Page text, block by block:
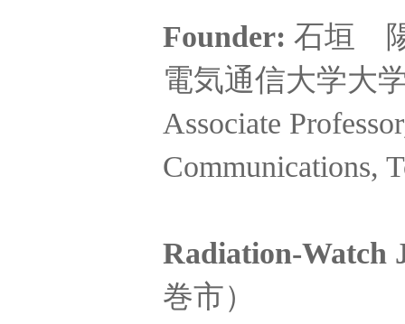
Founder: 石垣
電気通信大学大
Associate
Communications,
Radiation-Watch
巻市）